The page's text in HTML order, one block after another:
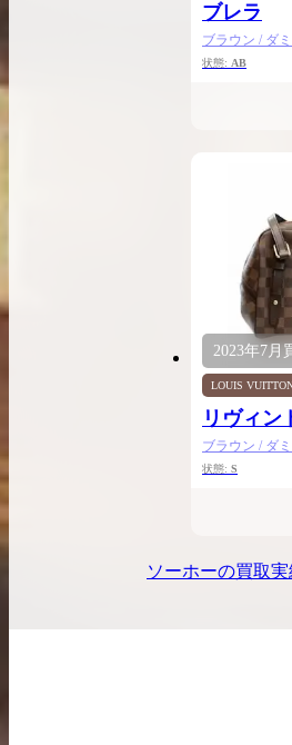
ブレラ
ブラウン / ダ
状態: AB
2023年7月
LOUIS
リヴィン
ブラウン / ダ
状態: S
ソーホーの買取